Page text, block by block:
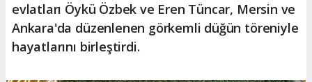
evlatları Öykü Özbek ve Eren Tüncar, Mersin ve
Ankara'da düzenlenen görkemli düğün töreniyle
hayatlarını birleştirdi.